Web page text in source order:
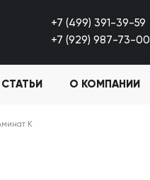
+7 (499) 391-39-59
+7 (929) 987-73-00
СТАТЬИ О КОМПАНИИ
К